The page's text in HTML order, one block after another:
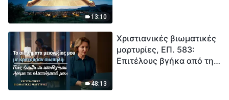
13:10
48:13
Χριστιανικές βιωματικές
μαρτυρίες, ΕΠ. 583:
Επιτέλους βγήκα από τη